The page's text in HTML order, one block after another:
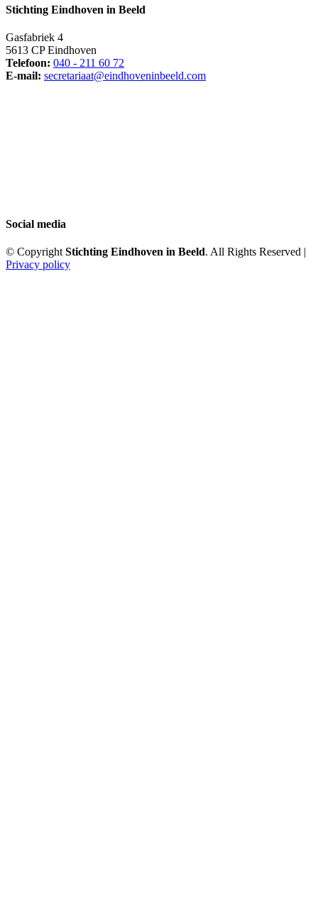
Stichting Eindhoven in Beeld
Gasfabriek 4
5613 CP Eindhoven
Telefoon: 040 - 211 60 72
E-mail: secretariaat@eindhoveninbeeld.com
Social media
© CopyrightStichting Eindhoven in Beeld. All Rights Reserved |
Privacy policy